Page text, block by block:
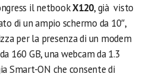
il netbookX120, già visto
di un ampio schermo da 10″,
per la presenza di un modem
160 GB, una webcam da 1.3
Smart-ON che consente di